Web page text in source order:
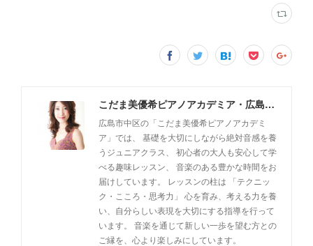
こだま美優希ピアノアカデミア・広島市中区
広島市中区の「こだま美優希ピアノアカデミ
ア」では、 基礎を大切にしながら絶対音感を養
うジュニアクラス、 初心者の大人も安心して学
べる趣味レッスン、 音楽のある豊かな時間をお
届けしています。 レッスンの柱は 「テクニッ
ク・こころ・思考力」 心を育み、考える力を養
い、自分らしい表現を大切にする指導を行って
います。 音楽を通じて新しい一歩を望む方との
ご縁を、心より楽しみにしています。